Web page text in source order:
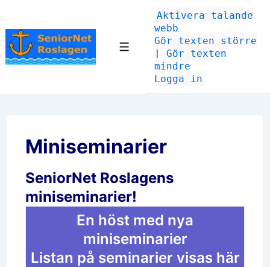
till
huvudinnehåll
Meny
Aktivera talande
webb
Gör texten större
| Gör texten
mindre
Logga in
Miniseminarier
SeniorNet Roslagens
miniseminarier!
En höst med nya
miniseminarier
Listan på seminarier visas här